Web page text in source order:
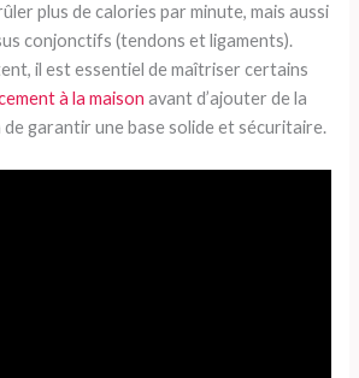
plus de calories par minute, mais aussi
conjonctifs (tendons et ligaments).
il est essentiel de maîtriser certains
à la maison avant d’ajouter de la
garantir une base solide et sécuritaire.